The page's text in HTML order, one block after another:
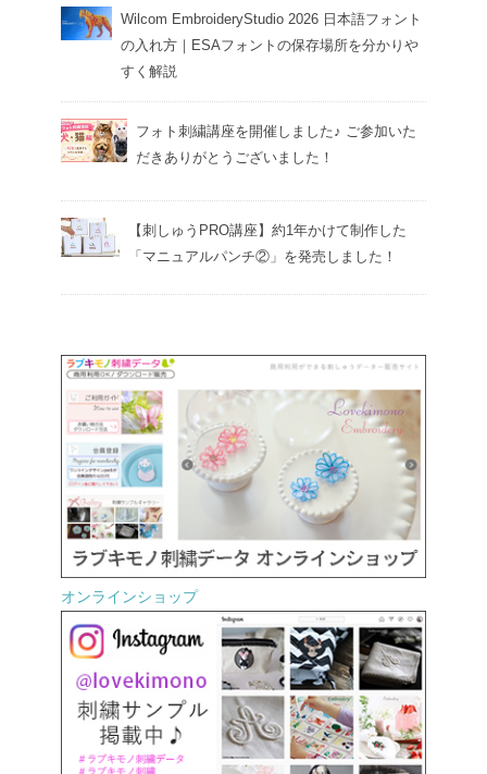
Wilcom EmbroideryStudio 2026 日本語フォント
の入れ方｜ESAフォントの保存場所を分かりや
すく解説
フォト刺繍講座を開催しました♪ ご参加いた
だきありがとうございました！
【刺しゅうPRO講座】約1年かけて制作した
「マニュアルパンチ②」を発売しました！
オンラインショップ